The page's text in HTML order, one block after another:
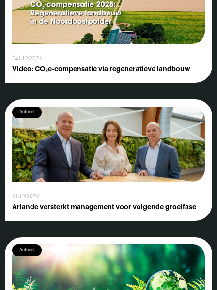
14JULY2026
Video: CO₂e-compensatie via regeneratieve landbouw
Actueel
6JULY2026
Arlande versterkt management voor volgende groeifase
Actueel